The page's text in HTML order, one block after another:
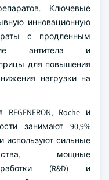
Ключевые
инновационную
с продленным
антитела и
для повышения
нагрузки на
Roche и
занимают 90,9%
используют сильные
мощные
(R&D) и